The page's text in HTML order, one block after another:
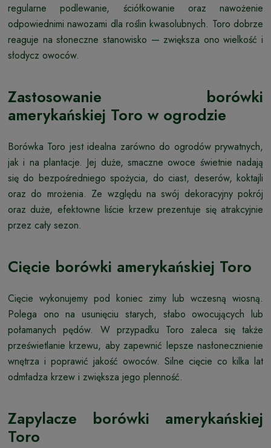
regularne podlewanie, ściółkowanie oraz nawożenie
odpowiednimi nawozami dla roślin kwasolubnych. Toro dobrze
reaguje na słoneczne stanowisko — zwiększa ono wielkość i
słodycz owoców.
Zastosowanie borówki
amerykańskiej Toro w ogrodzie
Borówka Toro jest idealna zarówno do ogrodów prywatnych,
jak i na plantacje. Jej duże, smaczne owoce świetnie nadają
się do bezpośredniego spożycia, do ciast, deserów, koktajli
oraz do mrożenia. Ze względu na swój dekoracyjny pokrój
oraz duże, efektowne liście krzew prezentuje się atrakcyjnie
przez cały sezon.
Cięcie borówki amerykańskiej Toro
Cięcie wykonujemy pod koniec zimy lub wczesną wiosną.
Polega ono na usunięciu starych, słabo owocujących lub
połamanych pędów. W przypadku Toro zaleca się także
prześwietlanie krzewu, aby zapewnić lepsze nasłonecznienie
wnętrza i poprawić jakość owoców. Silne cięcie co kilka lat
odmładza krzew i zwiększa jego plenność.
Zapylacze borówki amerykańskiej
Toro